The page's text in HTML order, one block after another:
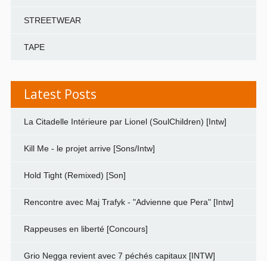
STREETWEAR
TAPE
Latest Posts
La Citadelle Intérieure par Lionel (SoulChildren) [Intw]
Kill Me - le projet arrive [Sons/Intw]
Hold Tight (Remixed) [Son]
Rencontre avec Maj Trafyk - "Advienne que Pera" [Intw]
Rappeuses en liberté [Concours]
Grio Negga revient avec 7 péchés capitaux [INTW]